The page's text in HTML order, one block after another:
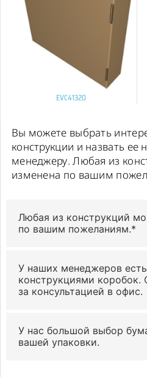
EVC41320
Вы можете выбрать
конструкции и назвать
менеджеру. Любая из
изменена по вашим
Любая из конструкций
по вашим пожеланиям.*
У наших менеджеров есть
конструкциями коробок.
за консультацией в офис.
У нас большой выбор
вашей упаковки.